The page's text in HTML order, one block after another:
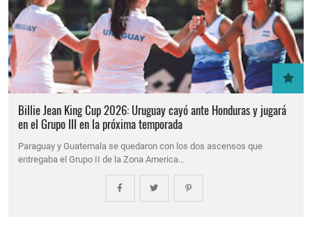
Billie Jean King Cup 2026: Uruguay cayó ante Honduras y jugará
en el Grupo III en la próxima temporada
Paraguay y Guatemala se quedaron con los dos ascensos que
entregaba el Grupo II de la Zona America…